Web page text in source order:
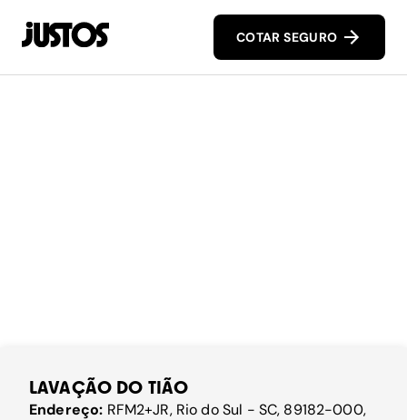
COTAR SEGURO
LAVAÇÃO DO TIÃO
Endereço: RFM2+JR, Rio do Sul - SC, 89182-000,